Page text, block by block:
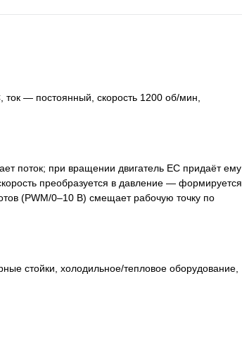
— постоянный, скорость 1200 об/мин,
поток; при вращении двигатель EC придаёт ему
преобразуется в давление — формируется
(PWM/0–10 В) смещает рабочую точку по
стойки, холодильное/тепловое оборудование,